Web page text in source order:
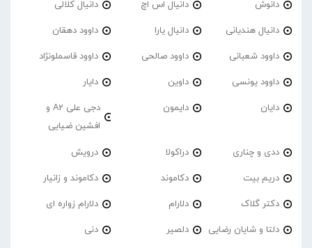
دانوش دانیال اس اچ دانیال کلالی
دانیال هندیانی دانیال یارا داوود دهقان
داوود شعبانی داوود صالحی داوود قاسملونژاد
داوود یونسی داوین دایار
دایان دایمون
دجی علی A2 و
افشین ضیایی
ددی و چناری دراکولا درویش
دریم بیت دکاموند دکاموند و زانیار
دکتر گلاک دلارام دلارام زواره ای
دلتا و شایان رضایی دلصیر دنی